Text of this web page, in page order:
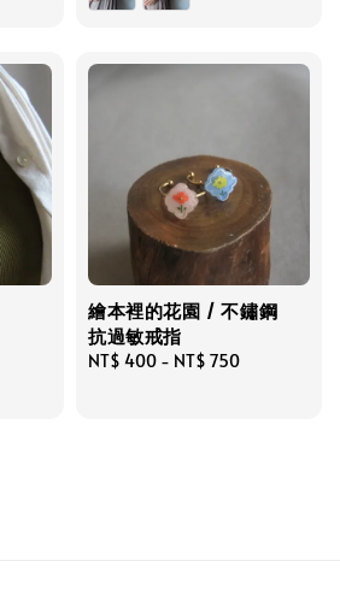
繪本裡的花園 / 不鏽鋼
抗過敏戒指
Regular
NT$ 400 - NT$ 750